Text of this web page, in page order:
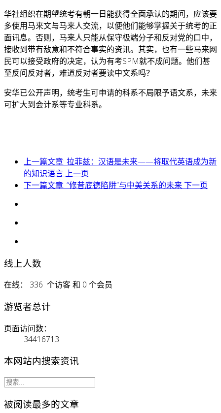
华社组织在期望统考有朝一日能获得全面承认的期间，应该要
多使用马来文与马来人交流，以便他们能够掌握关于统考的正
面讯息。否则，马来人只能从保守极端分子和反对党的口中，
接收到带有敌意和不符合事实的资讯。其实，也有一些马来网
民可以接受政府的决定，认为有考SPM就不成问题。他们甚
至反问反对者，难道反对者要读中文系吗？
安华已公开声明，统考生可申请的科系不局限予语文系，未来
可扩大到会计系等专业科系。
上一篇文章: 拉菲兹：汉语是未来——将取代英语成为新
的知识语言 上一页
下一篇文章: “修昔底德陷阱”与中美关系的未来下一页
线上人数
在线： 336 个访客 和 0 个会员
游览者总计
页面访问数：
34416713
本网站内搜索资讯
被阅读最多的文章